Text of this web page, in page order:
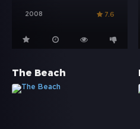
2008 7.6
The Beach